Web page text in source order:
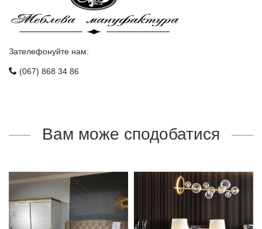
Зателефонуйте нам:
(067) 868 34 86
Вам може сподобатися